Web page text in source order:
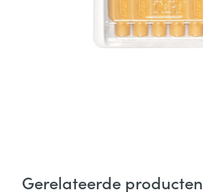
Gerelateerde producten